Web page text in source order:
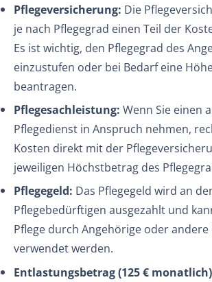
Pflegeversicherung: Die
je nach Pflegegrad einen Teil der
Es ist wichtig, den Pflegegrad des
einzustufen oder bei Bedarf eine
beantragen.
Pflegesachleistung: Wenn Sie einen
Pflegedienst in Anspruch nehmen,
Kosten direkt mit der
jeweiligen Höchstbetrag des
Pflegegeld: Das Pflegegeld wird an
Pflegebedürftigen ausgezahlt und
Pflege durch Angehörige oder andere
verwendet werden.
Entlastungsbetrag (125 €